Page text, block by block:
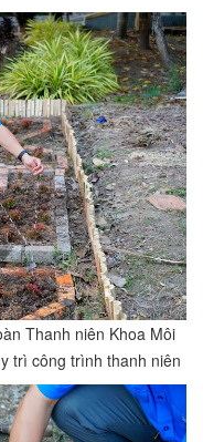
Thanh niên Khoa Môi
trì công trình thanh niên